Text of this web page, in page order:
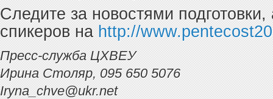
Следите за новостями
спикеров на http://
Пресc-служба ЦХВЕУ
Ирина Столяр, 095 650 5076
Iryna_chve@ukr.net